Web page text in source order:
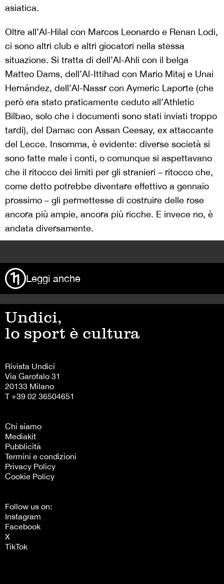
asiatica.
Oltre all’Al-Hilal con Marcos Leonardo e Renan Lodi,
ci sono altri club e altri giocatori nella stessa
situazione. Si tratta di dell’Al-Ahli con il belga
Matteo Dams, dell’Al-Ittihad con Mario Mitaj e Unai
Hernández, dell’Al-Nassr con Aymeric Laporte (che
però era stato praticamente ceduto all’Athletic
Bilbao, solo che i documenti sono stati inviati troppo
tardi), del Damac con Assan Ceesay, ex attaccante
del Lecce. Insomma, è evidente: diverse società si
sono fatte male i conti, o comunque si aspettavano
che il ritocco dei limiti per gli stranieri – ritocco che,
come detto potrebbe diventare effettivo a gennaio
prossimo – gli permettesse di costruire delle rose
ancora più ampie, ancora più ricche. E invece no, è
andata diversamente.
Leggi anche
Undici,
lo sport è cultura
Rivista Undici
Via Garofalo 31
20133 Milano
T +39 02 36504651
Chi siamo
Mediakit
Pubblicità
Termini e condizioni
Privacy Policy
Cookie Policy
Follow us on:
Instagram
Facebook
X
TikTok